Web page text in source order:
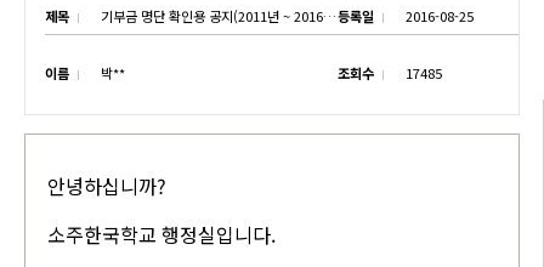
제목 기부금 명단 확인용 공지(2011년 ~ 2016년 8월 24일까지)등록일 2016-08-25
이름 박** 조회수 17485
안녕하십니까?
소주한국학교 행정실입니다.